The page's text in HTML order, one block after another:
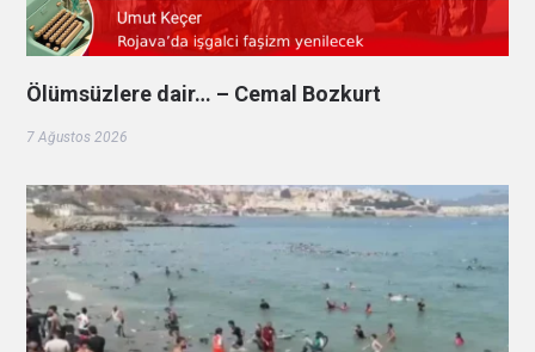
Ölümsüzlere dair… – Cemal Bozkurt
7 Ağustos 2026